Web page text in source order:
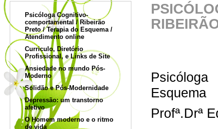
Psicóloga Cognitivo-
comportamental / Ribeirão
Preto / Terapia do Esquema /
Atendimento online
Curriculo, Diretório
Profissional, e Links de Site
Ansiedade no mundo Pós-
Moderno
Solidão e Pós-Modernidade
Depressão: um transtorno
afetivo
O Homem moderno e o ritmo
de vida
Esquema
Profª.Drª